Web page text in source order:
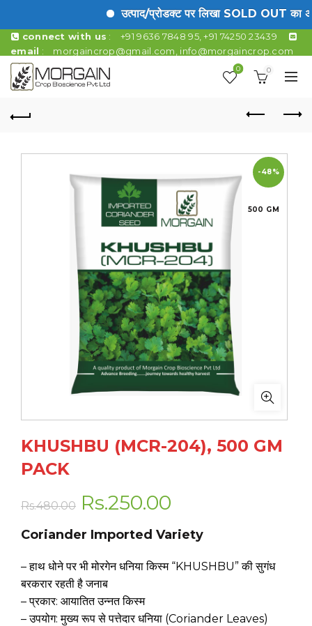
उत्पाद/प्रोडक्ट पर लिखा SOLD OUT का
connect with us :
+91 9636 7848 95, +91 74250 23439
email : morgaincrop@gmail.com info@morgaincrop.com
0 0
-48%
500 GM
KHUSHBU (MCR-204), 500 GM
PACK
Rs.480.00 Original
price
was:
Rs.480.00.
Rs.250.00
price
is:
Coriander Imported Variety
– हाथ धोने पर भी मोरगेन धनिया किस्म “KHUSHBU” की सुगंध
बरकरार रहती है जनाब
– प्रकार: आयातित उन्नत किस्म
– उपयोग: मुख्य रूप से पत्तेदार धनिया (Coriander Leaves)